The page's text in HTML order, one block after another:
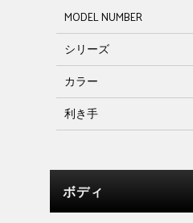
MODEL NUMBER
シリーズ
カラー
利き手
ボディ